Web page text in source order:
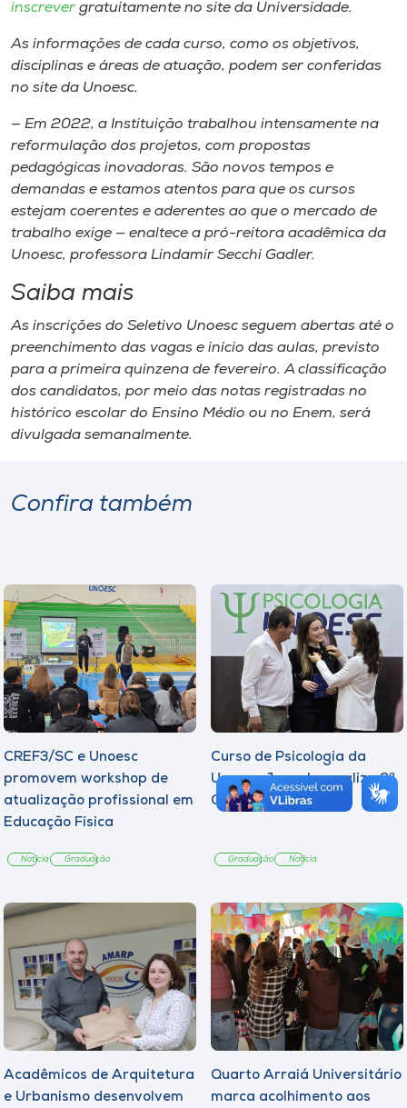
Selecione
o idioma
A+
A-
inscrever gratuitamente no site da Universidade.
As informações de cada curso, como os objetivos,
disciplinas e áreas de atuação, podem ser conferidas
no site da Unoesc.
— Em 2022, a Instituição trabalhou intensamente na
reformulação dos projetos, com propostas
pedagógicas inovadoras. São novos tempos e
demandas e estamos atentos para que os cursos
estejam coerentes e aderentes ao que o mercado de
trabalho exige — enaltece a pró-reitora acadêmica da
Unoesc, professora Lindamir Secchi Gadler.
Saiba mais
As inscrições do Seletivo Unoesc seguem abertas até o
preenchimento das vagas e início das aulas, previsto
para a primeira quinzena de fevereiro. A classificação
dos candidatos, por meio das notas registradas no
histórico escolar do Ensino Médio ou no Enem, será
divulgada semanalmente.
Confira também
CREF3/SC e Unoesc
promovem workshop de
atualização profissional em
Educação Física
Notícia Graduação
Curso de Psicologia da
Unoesc Joaçaba realiza 2ª
Cerimônia do Botton
Graduação Notícia
Acadêmicos de Arquitetura
e Urbanismo desenvolvem
Quarto Arraiá Universitário
marca acolhimento aos